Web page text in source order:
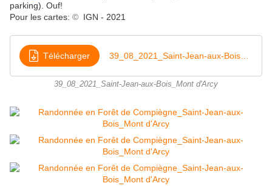
parking). Ouf!
Pour les cartes: © IGN - 2021
Télécharger
39_08_2021_Saint-Jean-aux-Bois_Mont d'Arcy